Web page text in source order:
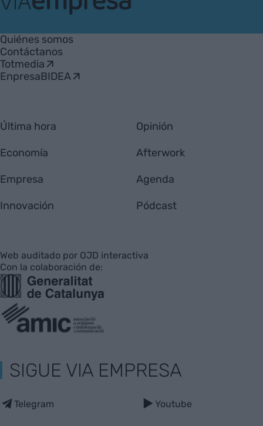
Empresa
Quiénes somos
Contáctanos
Totmedia
EnpresaBIDEA
Última hora
Economía
Empresa
Innovación
Opinión
Afterwork
Agenda
Pódcast
Web auditado por OJD interactiva
Con la colaboración de:
SIGUE VIA EMPRESA
Telegram Youtube